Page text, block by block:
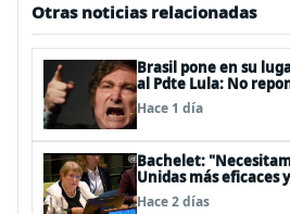
Otras noticias relacionadas
Brasil pone en su
al Pdte Lula: No
BBSS y rebaja la
Hace 1 día
Bachelet:
Unidas más eficaces
personas"
Hace 2 días